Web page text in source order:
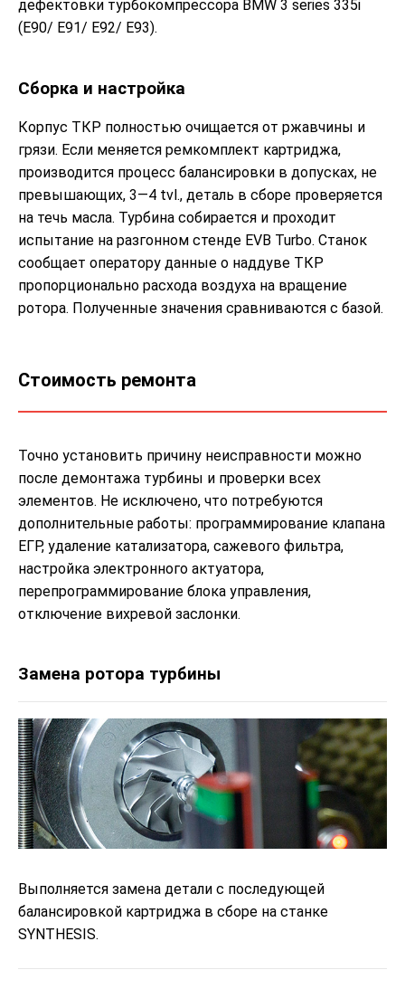
дефектовки турбокомпрессора BMW 3 series 335i
(E90/ E91/ E92/ E93).
Сборка и настройка
Корпус ТКР полностью очищается от ржавчины и
грязи. Если меняется ремкомплект картриджа,
производится процесс балансировки в допусках, не
превышающих, 3—4 tvl., деталь в сборе проверяется
на течь масла. Турбина собирается и проходит
испытание на разгонном стенде EVB Turbo. Станок
сообщает оператору данные о наддуве ТКР
пропорционально расхода воздуха на вращение
ротора. Полученные значения сравниваются с базой.
Стоимость ремонта
Точно установить причину неисправности можно
после демонтажа турбины и проверки всех
элементов. Не исключено, что потребуются
дополнительные работы: программирование клапана
ЕГР, удаление катализатора, сажевого фильтра,
настройка электронного актуатора,
перепрограммирование блока управления,
отключение вихревой заслонки.
Замена ротора турбины
Выполняется замена детали с последующей
балансировкой картриджа в сборе на станке
SYNTHESIS.